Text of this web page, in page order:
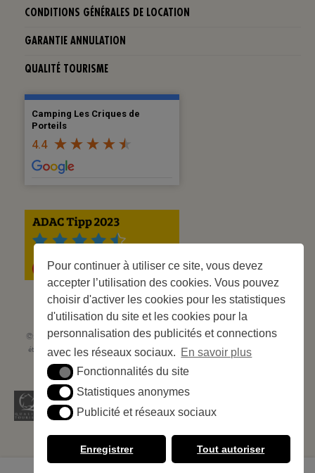
Pour continuer à utiliser ce site, vous devez
accepter l’utilisation des cookies. Vous pouvez
choisir d'activer les cookies pour les statistiques
d'utilisation du site et les cookies pour la
personnalisation des publicités et connections
avec les réseaux sociaux. En savoir plus
Fonctionnalités du site
Fonctionnalités du site
Statistiques anonymes
Statistiques anonymes
Publicité et réseaux sociaux
Publicité et réseaux sociaux
Enregistrer Tout autoriser
CONDITIONS GÉNÉRALES DE LOCATION
GARANTIE ANNULATION
QUALITÉ TOURISME
Camping Les Criques de
Porteils
4.4
©2023 Les Criques de Porteils | SIRET: 539 925 636 00026 - Classement 5
étoiles Tourisme N° C66-001852-002 du 5 août 2021 - 247 Emplacements
Cédric Postel Webmaster